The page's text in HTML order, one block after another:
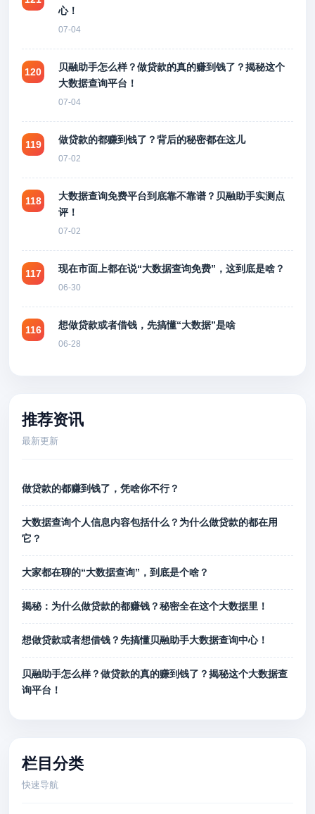
心！
07-04
120
贝融助手怎么样？做贷款的真的赚到钱了？揭秘这个
大数据查询平台！
07-04
119 做贷款的都赚到钱了？背后的秘密都在这儿
07-02
118
大数据查询免费平台到底靠不靠谱？贝融助手实测点
评！
07-02
117 现在市面上都在说“大数据查询免费”，这到底是啥？
06-30
116 想做贷款或者借钱，先搞懂“大数据”是啥
06-28
推荐资讯
最新更新
做贷款的都赚到钱了，凭啥你不行？
大数据查询个人信息内容包括什么？为什么做贷款的都在用
它？
大家都在聊的“大数据查询”，到底是个啥？
揭秘：为什么做贷款的都赚钱？秘密全在这个大数据里！
想做贷款或者想借钱？先搞懂贝融助手大数据查询中心！
贝融助手怎么样？做贷款的真的赚到钱了？揭秘这个大数据查
询平台！
栏目分类
快速导航